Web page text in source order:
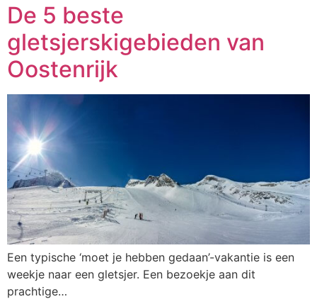
De 5 beste
gletsjerskigebieden van
Oostenrijk
Een typische ‘moet je hebben gedaan’-vakantie is een
weekje naar een gletsjer. Een bezoekje aan dit
prachtige…